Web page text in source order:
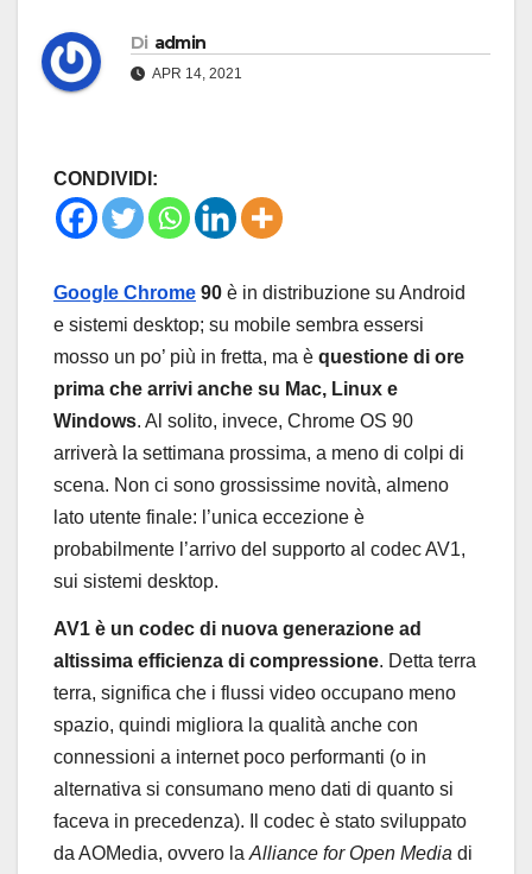
Di admin
APR 14, 2021
CONDIVIDI:
Google Chrome 90 è in distribuzione su Android
e sistemi desktop; su mobile sembra essersi
mosso un po’ più in fretta, ma è questione di ore
prima che arrivi anche su Mac, Linux e
Windows. Al solito, invece, Chrome OS 90
arriverà la settimana prossima, a meno di colpi di
scena. Non ci sono grossissime novità, almeno
lato utente finale: l’unica eccezione è
probabilmente l’arrivo del supporto al codec AV1,
sui sistemi desktop.
AV1 è un codec di nuova generazione ad
altissima efficienza di compressione. Detta terra
terra, significa che i flussi video occupano meno
spazio, quindi migliora la qualità anche con
connessioni a internet poco performanti (o in
alternativa si consumano meno dati di quanto si
faceva in precedenza). Il codec è stato sviluppato
da AOMedia, ovvero la Alliance for Open Media di